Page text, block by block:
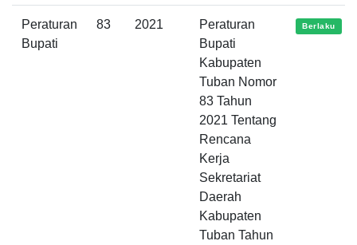
Peraturan
Bupati
83 2021
Peraturan
Bupati
Kabupaten
Tuban Nomor
83 Tahun
2021 Tentang
Rencana
Kerja
Sekretariat
Daerah
Kabupaten
Tuban Tahun
Berlaku